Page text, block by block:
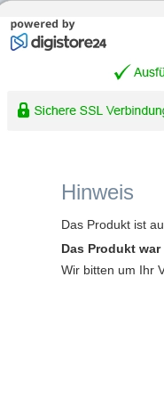
Hinweis
Das Produkt ist
Das Produkt
Wir bitten um Ihr